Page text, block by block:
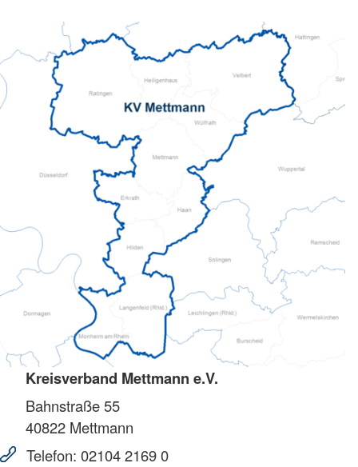
Kreisverband Mettmann e.V.
Bahnstraße 55
40822 Mettmann
Telefon: 02104 2169 0